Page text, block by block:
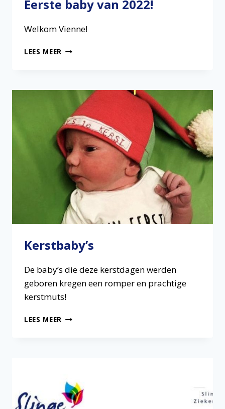
Eerste baby van 2022!
Welkom Vienne!
LEES MEER EERSTE
Kerstbaby’s
De baby’s die deze kerstdagen werden
geboren kregen een romper en prachtige
kerstmuts!
LEES MEER KERSTBABY’S